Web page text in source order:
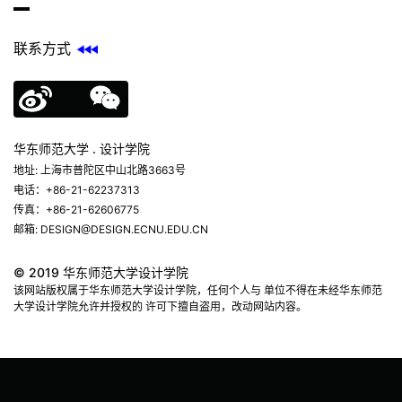
联系方式
华东师范大学 . 设计学院
地址: 上海市普陀区中山北路3663号
电话：+86-21-62237313
传真：+86-21-62606775
邮箱: DESIGN@DESIGN.ECNU.EDU.CN
© 2019 华东师范大学设计学院
该网站版权属于华东师范大学设计学院，任何个人与 单位不得在未经华东师范
大学设计学院允许并授权的 许可下擅自盗用，改动网站内容。